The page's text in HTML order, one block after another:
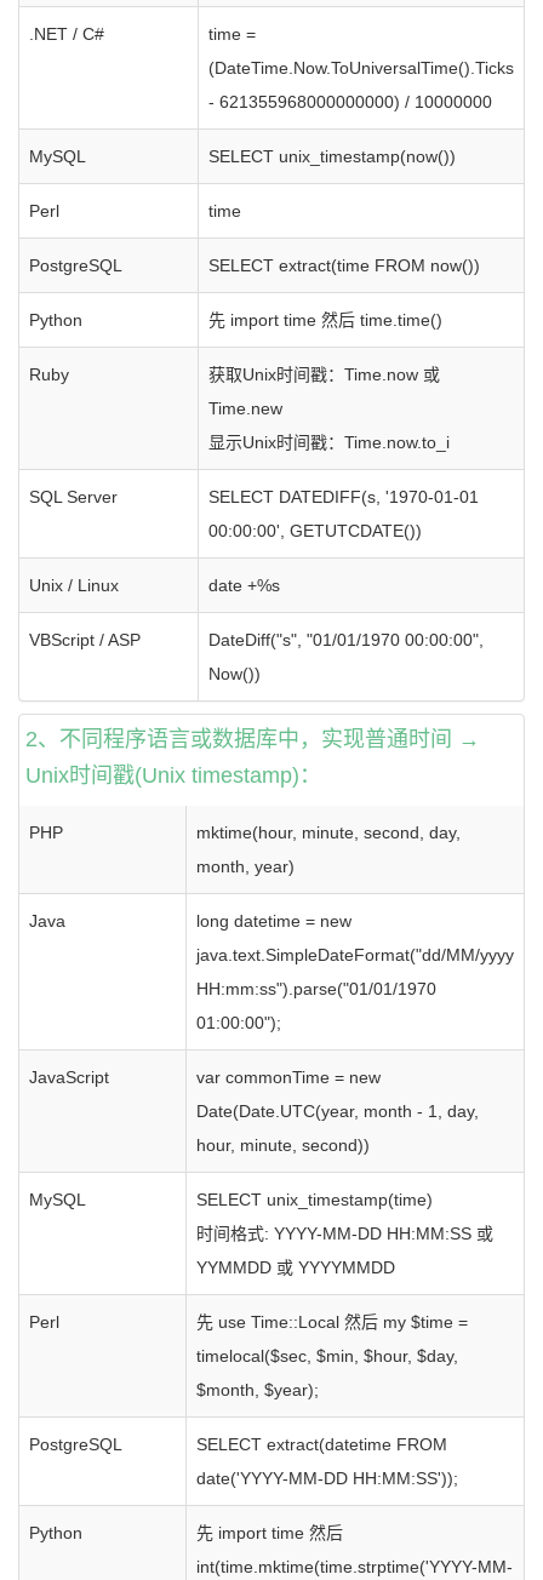
.NET / C#
time =
(DateTime.Now.ToUniversalTime().Ticks
- 621355968000000000) / 10000000
MySQL SELECT unix_timestamp(now())
Perl time
PostgreSQL SELECT extract(time FROM now())
Python 先 import time 然后 time.time()
Ruby
获取Unix时间戳：Time.now 或
Time.new
显示Unix时间戳：Time.now.to_i
SQL Server
SELECT DATEDIFF(s, '1970-01-01
00:00:00', GETUTCDATE())
Unix / Linux date +%s
VBScript / ASP
DateDiff("s", "01/01/1970 00:00:00",
Now())
2、不同程序语言或数据库中，实现普通时间 →
Unix时间戳(Unix timestamp)：
PHP
mktime(hour, minute, second, day,
month, year)
Java
long datetime = new
java.text.SimpleDateFormat("dd/MM/yyyy
HH:mm:ss").parse("01/01/1970
01:00:00");
JavaScript
var commonTime = new
Date(Date.UTC(year, month - 1, day,
hour, minute, second))
MySQL
SELECT unix_timestamp(time)
时间格式: YYYY-MM-DD HH:MM:SS 或
YYMMDD 或 YYYYMMDD
Perl
先 use Time::Local 然后 my $time =
timelocal($sec, $min, $hour, $day,
$month, $year);
PostgreSQL
SELECT extract(datetime FROM
date('YYYY-MM-DD HH:MM:SS'));
Python
先 import time 然后
int(time.mktime(time.strptime('YYYY-MM-